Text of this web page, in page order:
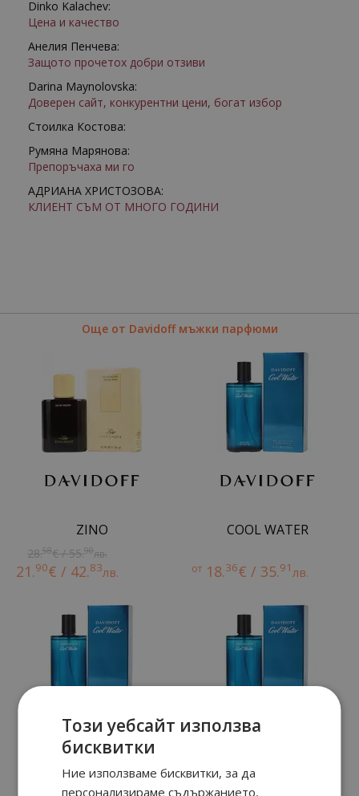
Dinko Kalachev:
Цена и качество
Анелия Пенчева:
Защото прочетох добри отзиви
Darina Maynolovska:
Доверен сайт, конкурентни цени, богат избор
Стоилка Костова:
Румяна Марянова:
Препоръчаха ми го
АДРИАНА ХРИСТОЗОВА:
КЛИЕНТ СЪМ ОТ МНОГО ГОДИНИ
Още от Davidoff мъжки парфюми
ZINO
28.58€ / 55.90лв.
21.90€ / 42.83лв.
COOL WATER
от 18.36€ / 35.91лв.
COOL WATER COOL WATER
Този уебсайт използва
бисквитки
Ние използваме бисквитки, за да
персонализираме съдържанието,